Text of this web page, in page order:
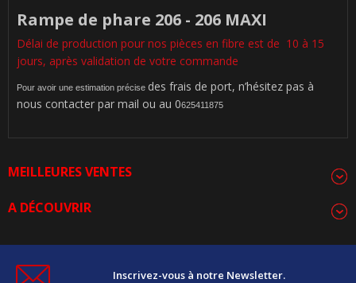
Rampe de phare 206 - 206 MAXI
Délai de production pour nos pièces en fibre est de 10 à 15
jours, après validation de votre commande
Pour avoir une estimation précise des frais de port, n’hésitez pas à
nous contacter par mail ou au 0625411875
MEILLEURES VENTES
A DÉCOUVRIR
Inscrivez-vous à notre Newsletter.